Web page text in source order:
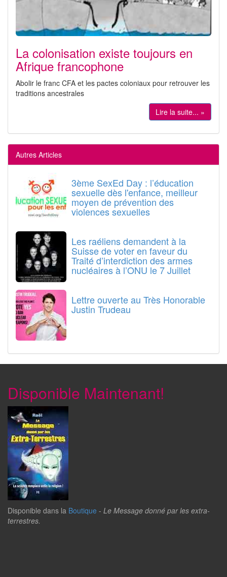
La colonisation existe toujours en
Afrique francophone
Abolir le franc CFA et les pactes coloniaux pour retrouver les
traditions ancestrales
Lire la suite... »
Autres Articles
3ème SexEd Day : l’éducation
sexuelle dès l'enfance, meilleur
moyen de prévention des
violences sexuelles
Les raéliens demandent à la
Suisse de voter en faveur du
Traité d’interdiction des armes
nucléaires à l’ONU le 7 Juillet
Lettre ouverte au Très Honorable
Justin Trudeau
Disponible Maintenant!
Disponible dans la Boutique - Le Message donné par les extra-
terrestres.